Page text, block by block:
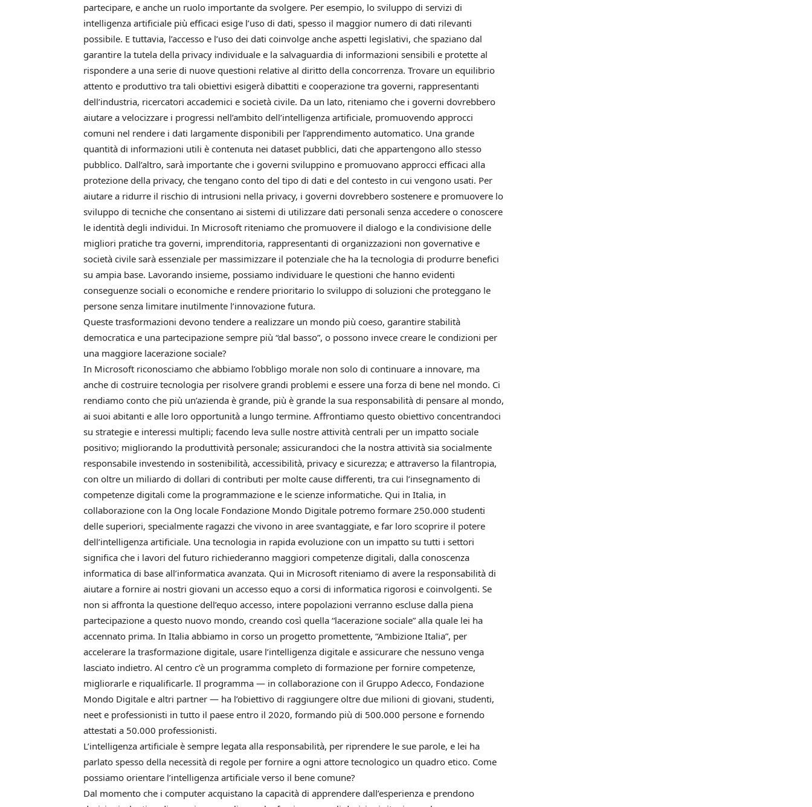
partecipare, e anche un ruolo importante da svolgere. Per esempio, lo sviluppo di servizi di
intelligenza artificiale più efficaci esige l’uso di dati, spesso il maggior numero di dati rilevanti
possibile. E tuttavia, l’accesso e l’uso dei dati coinvolge anche aspetti legislativi, che spaziano dal
garantire la tutela della privacy individuale e la salvaguardia di informazioni sensibili e protette al
rispondere a una serie di nuove questioni relative al diritto della concorrenza. Trovare un equilibrio
attento e produttivo tra tali obiettivi esigerà dibattiti e cooperazione tra governi, rappresentanti
dell’industria, ricercatori accademici e società civile. Da un lato, riteniamo che i governi dovrebbero
aiutare a velocizzare i progressi nell’ambito dell’intelligenza artificiale, promuovendo approcci
comuni nel rendere i dati largamente disponibili per l’apprendimento automatico. Una grande
quantità di informazioni utili è contenuta nei dataset pubblici, dati che appartengono allo stesso
pubblico. Dall’altro, sarà importante che i governi sviluppino e promuovano approcci efficaci alla
protezione della privacy, che tengano conto del tipo di dati e del contesto in cui vengono usati. Per
aiutare a ridurre il rischio di intrusioni nella privacy, i governi dovrebbero sostenere e promuovere lo
sviluppo di tecniche che consentano ai sistemi di utilizzare dati personali senza accedere o conoscere
le identità degli individui. In Microsoft riteniamo che promuovere il dialogo e la condivisione delle
migliori pratiche tra governi, imprenditoria, rappresentanti di organizzazioni non governative e
società civile sarà essenziale per massimizzare il potenziale che ha la tecnologia di produrre benefici
su ampia base. Lavorando insieme, possiamo individuare le questioni che hanno evidenti
conseguenze sociali o economiche e rendere prioritario lo sviluppo di soluzioni che proteggano le
persone senza limitare inutilmente l’innovazione futura.
Queste trasformazioni devono tendere a realizzare un mondo più coeso, garantire stabilità
democratica e una partecipazione sempre più “dal basso”, o possono invece creare le condizioni per
una maggiore lacerazione sociale?
In Microsoft riconosciamo che abbiamo l’obbligo morale non solo di continuare a innovare, ma
anche di costruire tecnologia per risolvere grandi problemi e essere una forza di bene nel mondo. Ci
rendiamo conto che più un’azienda è grande, più è grande la sua responsabilità di pensare al mondo,
ai suoi abitanti e alle loro opportunità a lungo termine. Affrontiamo questo obiettivo concentrandoci
su strategie e interessi multipli; facendo leva sulle nostre attività centrali per un impatto sociale
positivo; migliorando la produttività personale; assicurandoci che la nostra attività sia socialmente
responsabile investendo in sostenibilità, accessibilità, privacy e sicurezza; e attraverso la filantropia,
con oltre un miliardo di dollari di contributi per molte cause differenti, tra cui l’insegnamento di
competenze digitali come la programmazione e le scienze informatiche. Qui in Italia, in
collaborazione con la Ong locale Fondazione Mondo Digitale potremo formare 250.000 studenti
delle superiori, specialmente ragazzi che vivono in aree svantaggiate, e far loro scoprire il potere
dell’intelligenza artificiale. Una tecnologia in rapida evoluzione con un impatto su tutti i settori
significa che i lavori del futuro richiederanno maggiori competenze digitali, dalla conoscenza
informatica di base all’informatica avanzata. Qui in Microsoft riteniamo di avere la responsabilità di
aiutare a fornire ai nostri giovani un accesso equo a corsi di informatica rigorosi e coinvolgenti. Se
non si affronta la questione dell’equo accesso, intere popolazioni verranno escluse dalla piena
partecipazione a questo nuovo mondo, creando così quella “lacerazione sociale” alla quale lei ha
accennato prima. In Italia abbiamo in corso un progetto promettente, “Ambizione Italia”, per
accelerare la trasformazione digitale, usare l’intelligenza digitale e assicurare che nessuno venga
lasciato indietro. Al centro c’è un programma completo di formazione per fornire competenze,
migliorarle e riqualificarle. Il programma — in collaborazione con il Gruppo Adecco, Fondazione
Mondo Digitale e altri partner — ha l’obiettivo di raggiungere oltre due milioni di giovani, studenti,
neet e professionisti in tutto il paese entro il 2020, formando più di 500.000 persone e fornendo
attestati a 50.000 professionisti.
L’intelligenza artificiale è sempre legata alla responsabilità, per riprendere le sue parole, e lei ha
parlato spesso della necessità di regole per fornire a ogni attore tecnologico un quadro etico. Come
possiamo orientare l’intelligenza artificiale verso il bene comune?
Dal momento che i computer acquistano la capacità di apprendere dall’esperienza e prendono